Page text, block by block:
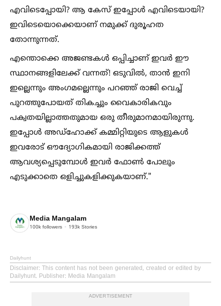
എവിടെപ്പോയി? ആ കേസ് ഇപ്പോള്‍ എവിടെയായി?
ഇവിടെയൊക്കെയാണ് നമുക്ക് ദുരൂഹത
തോന്നുന്നത്.
എന്തൊക്കെ അജണ്ടകള്‍ ഒപ്പിച്ചാണ് ഇവർ ഈ
സ്ഥാനങ്ങളിലേക്ക് വന്നത്! ഒടുവില്‍, താൻ ഇനി
ഇല്ലെന്നും അംഗമല്ലെന്നും പറഞ്ഞ് രാജി വെച്ച്‌
പുറത്തുപോയത് തികച്ചും വൈകാരികവും
പക്വതയില്ലാത്തതുമായ ഒരു തീരുമാനമായിരുന്നു.
ഇപ്പോള്‍ അഡ്ഹോക്ക് കമ്മിറ്റിയുടെ ആളുകള്‍
ഇവരോട് ഔദ്യോഗികമായി രാജിക്കത്ത്
ആവശ്യപ്പെടുമ്പോള്‍ ഇവർ ഫോണ്‍ പോലും
എടുക്കാതെ ഒളിച്ചുകളിക്കുകയാണ്."
Media Mangalam
100k followers 193k Stories
Dailyhunt
Disclaimer: This content has not been generated, created or edited by
Dailyhunt. Publisher: Media Mangalam
ADVERTISEMENT